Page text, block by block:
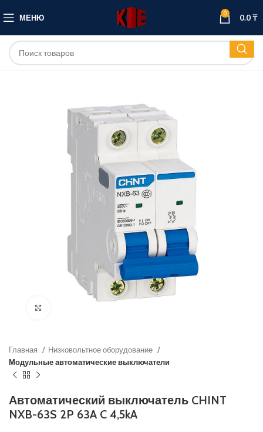
МЕНЮ 0 0.0₸
Главная
Низковольтное оборудование
Модульные автоматические выключатели
Автоматический выключатель CHINT
NXB-63S 2P 63A C 4,5kA